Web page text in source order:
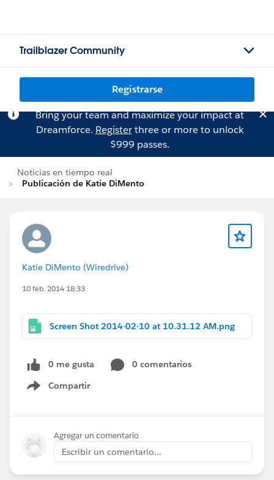
Trailblazer Community
Registrarse
Bring your team and maximize your impact at
Dreamforce. Registerthree or more to unlock
$999 passes.
Noticias en tiempo real
Publicación de Katie DiMento
Katie DiMento (Wiredrive)
10 feb. 2014 18:33
Screen Shot 2014-02-10 at 10.31.12 AM.png
0 me gusta
0 comentarios
Compartir
Show menu
Agregar un comentario
Escribir un comentario...